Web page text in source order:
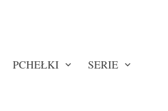
PCHEŁKI SERIE